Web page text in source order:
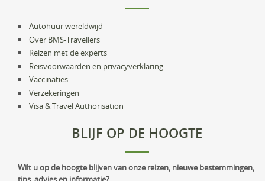
Autohuur wereldwijd
Over BMS-Travellers
Reizen met de experts
Reisvoorwaarden en privacyverklaring
Vaccinaties
Verzekeringen
Visa & Travel Authorisation
BLIJF OP DE HOOGTE
Wilt u op de hoogte blijven van onze reizen, nieuwe bestemmingen,